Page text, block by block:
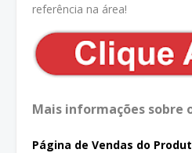
referência na área!
Mais informações sobre
Página de Vendas do